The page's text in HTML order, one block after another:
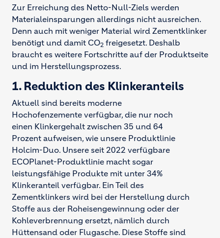
Zur Erreichung des Netto-Null-Ziels werden
Materialeinsparungen allerdings nicht ausreichen.
Denn auch mit weniger Material wird Zementklinker
benötigt und damit CO2 freigesetzt. Deshalb
braucht es weitere Fortschritte auf der Produktseite
und im Herstellungsprozess.
1. Reduktion des Klinkeranteils
Aktuell sind bereits moderne
Hochofenzemente verfügbar, die nur noch
einen Klinkergehalt zwischen 35 und 64
Prozent aufweisen, wie unsere Produktlinie
Holcim-Duo. Unsere seit 2022 verfügbare
ECOPlanet-Produktlinie macht sogar
leistungsfähige Produkte mit unter 34%
Klinkeranteil verfügbar. Ein Teil des
Zementklinkers wird bei der Herstellung durch
Stoffe aus der Roheisengewinnung oder der
Kohleverbrennung ersetzt, nämlich durch
Hüttensand oder Flugasche. Diese Stoffe sind